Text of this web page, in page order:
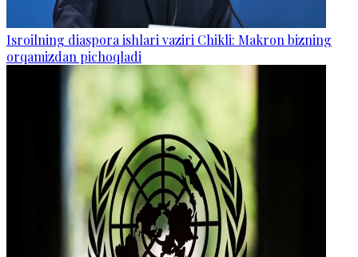
Isroilning diaspora ishlari vaziri Chikli: Makron bizning
orqamizdan pichoqladi